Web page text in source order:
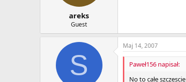
areks
Guest
S
Maj 14, 2007
Paweł156 napisał:
No to całe szczescie